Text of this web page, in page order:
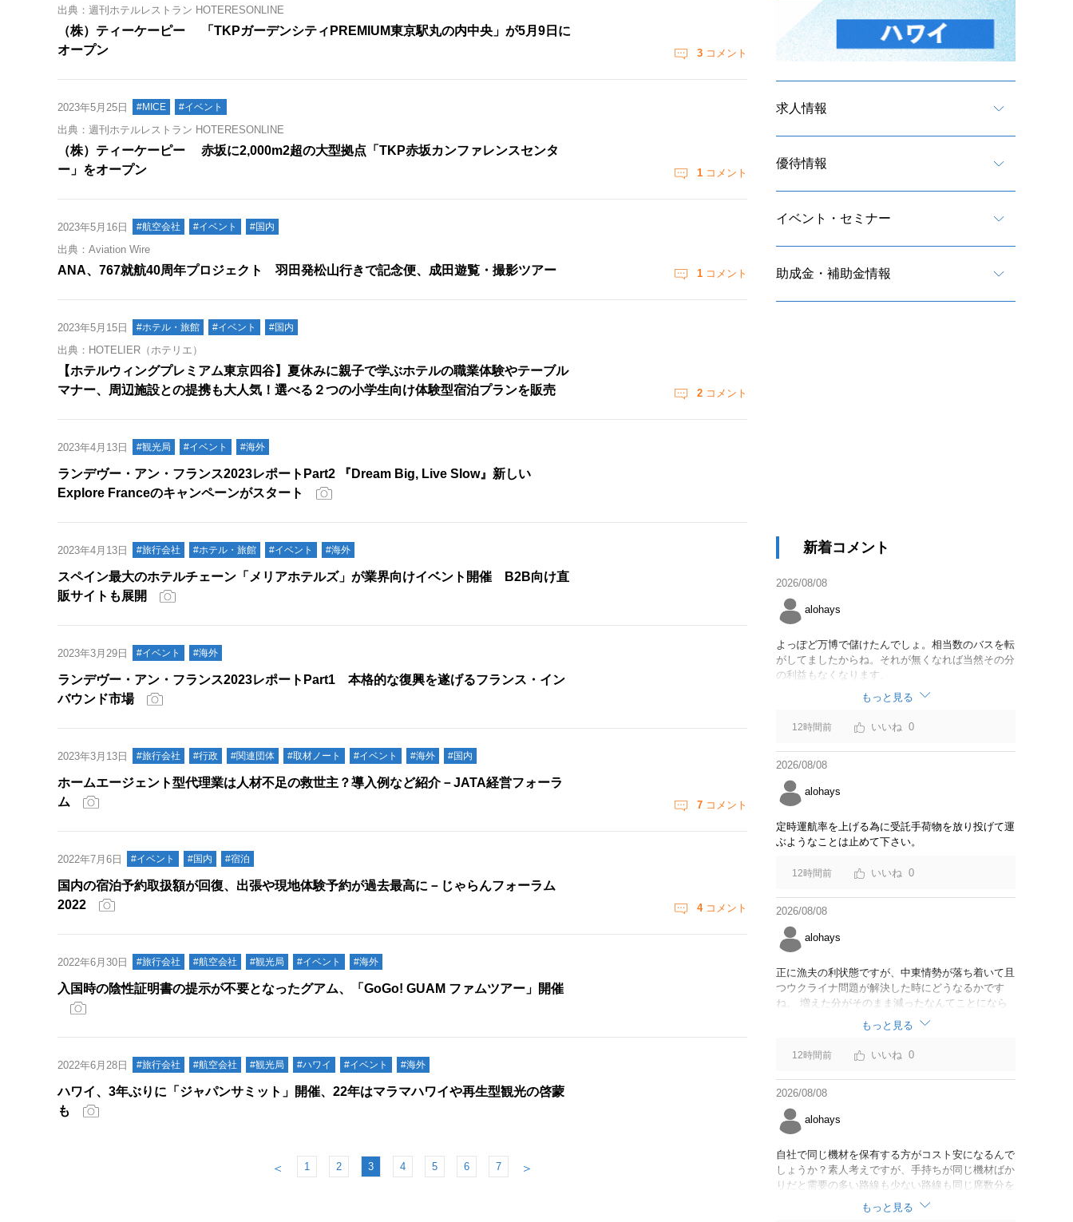
出典：週刊ホテルレストラン HOTERESONLINE
（株）ティーケーピー 「TKPガーデンシティPREMIUM東京駅丸の内中央」が5月9日に
オープン
3 コメント
2023年5月25日 #MICE #イベント
出典：週刊ホテルレストラン HOTERESONLINE
（株）ティーケーピー 赤坂に2,000m2超の大型拠点「TKP赤坂カンファレンスセンタ
ー」をオープン
1 コメント
2023年5月16日 #航空会社 #イベント #国内
出典：Aviation Wire
ANA、767就航40周年プロジェクト 羽田発松山行きで記念便、成田遊覧・撮影ツアー 1 コメント
2023年5月15日 #ホテル・旅館 #イベント #国内
出典：HOTELIER（ホテリエ）
【ホテルウィングプレミアム東京四谷】夏休みに親子で学ぶホテルの職業体験やテーブル
マナー、周辺施設との提携も大人気！選べる２つの小学生向け体験型宿泊プランを販売
2 コメント
2023年4月13日 #観光局 #イベント #海外
ランデヴー・アン・フランス2023レポートPart2 『Dream Big, Live Slow』新しい
Explore Franceのキャンペーンがスタート
2023年4月13日 #旅行会社 #ホテル・旅館 #イベント #海外
スペイン最大のホテルチェーン「メリアホテルズ」が業界向けイベント開催 B2B向け直
販サイトも展開
2023年3月29日 #イベント #海外
ランデヴー・アン・フランス2023レポートPart1 本格的な復興を遂げるフランス・イン
バウンド市場
2023年3月13日 #旅行会社 #行政 #関連団体 #取材ノート #イベント #海外 #国内
ホームエージェント型代理業は人材不足の救世主？導入例など紹介－JATA経営フォーラ
ム
7 コメント
2022年7月6日 #イベント #国内 #宿泊
国内の宿泊予約取扱額が回復、出張や現地体験予約が過去最高に－じゃらんフォーラム
2022
4コメント
2022年6月30日 #旅行会社 #航空会社 #観光局 #イベント #海外
入国時の陰性証明書の提示が不要となったグアム、「GoGo! GUAM ファムツアー」開催
2022年6月28日 #旅行会社 #航空会社 #観光局 #ハワイ #イベント #海外
ハワイ、3年ぶりに「ジャパンサミット」開催、22年はマラマハワイや再生型観光の啓蒙
も
＜ 1 2 3 4 5 6 7 ＞
求人情報
優待情報
イベント・セミナー
助成金・補助金情報
新着コメント
2026/08/08
alohays
よっぽど万博で儲けたんでしょ。相当数のバスを転
がしてましたからね。それが無くなれば当然その分
の利益もなくなります。
もっと見る
12時間前 0
2026/08/08
alohays
定時運航率を上げる為に受託手荷物を放り投げて運
ぶようなことは止めて下さい。
12時間前 0
2026/08/08
alohays
正に漁夫の利状態ですが、中東情勢が落ち着いて且
つウクライナ問題が解決した時にどうなるかです
ね。 増えた分がそのまま減ったなんてことになら
なければいいですが。
もっと見る
12時間前 0
2026/08/08
alohays
自社で同じ機材を保有する方がコスト安になるんで
しょうか？素人考えですが、手持ちが同じ機材ばか
りだと需要の多い路線も少ない路線も同じ席数分を
供給することになるので、需要が多い路線には大型
機材を当て、少ない路線には小型機材を当てるな
もっと見る